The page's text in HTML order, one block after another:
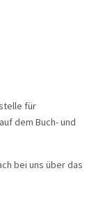
für
dem Buch- und
bei uns über das